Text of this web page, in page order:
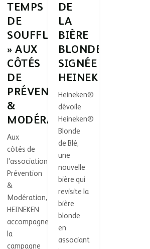
TEMPS
DE
SOUFFLER
» AUX
CÔTÉS
DE
PRÉVENTION
&
MODÉRATION
Aux
côtés de
l'association
Prévention
&
Modération,
HEINEKEN
accompagne
la
campagne
DE
LA
BIÈRE
BLONDE
SIGNÉE
HEINEKEN
Heineken®
dévoile
Heineken®
Blonde
de Blé,
une
nouvelle
bière qui
revisite la
bière
blonde
en
associant